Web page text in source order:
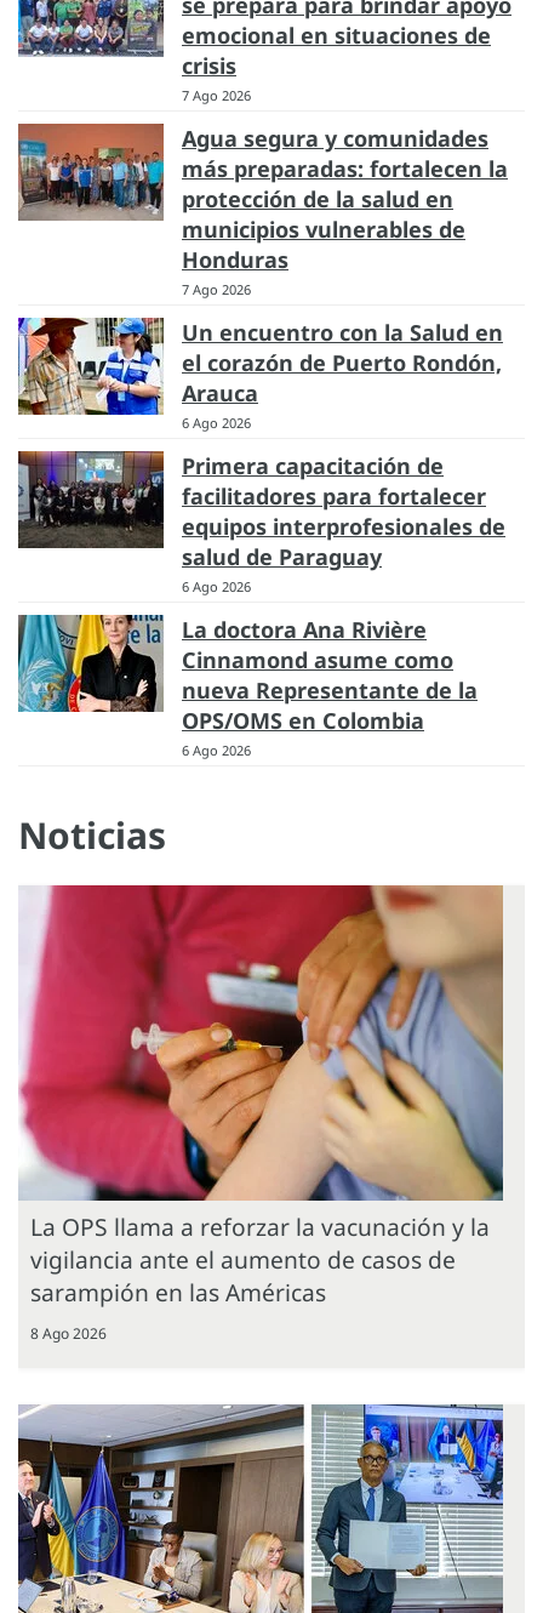
emocional en situaciones de
crisis
7 Ago 2026
Agua segura y comunidades
más preparadas: fortalecen la
protección de la salud en
municipios vulnerables de
Honduras
7 Ago 2026
Un encuentro con la Salud en
el corazón de Puerto Rondón,
Arauca
6 Ago 2026
Primera capacitación de
facilitadores para fortalecer
equipos interprofesionales de
salud de Paraguay
6 Ago 2026
La doctora Ana Rivière
Cinnamond asume como
nueva Representante de la
OPS/OMS en Colombia
6 Ago 2026
Noticias
La OPS llama a reforzar la vacunación y la
vigilancia ante el aumento de casos de
sarampión en las Américas
8 Ago 2026